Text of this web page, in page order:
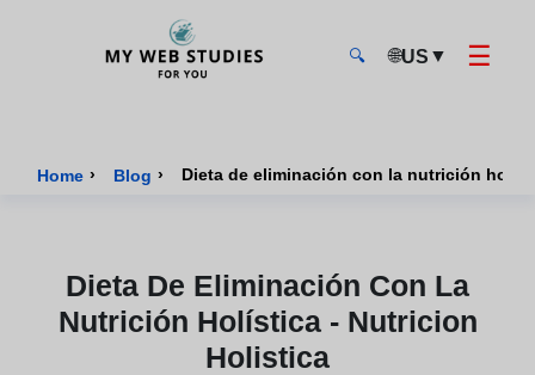
🔍 🌐US ▼ ☰
Home › Blog › Dieta de eliminación con la nutrición
Dieta De Eliminación Con La
Nutrición Holística - Nutricion
Holistica